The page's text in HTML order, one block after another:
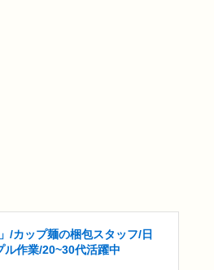
/カップ麺の梱包スタッフ/日
作業/20~30代活躍中